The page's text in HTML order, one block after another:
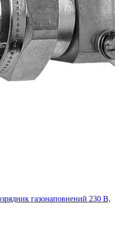
газонаповнений 230 В,